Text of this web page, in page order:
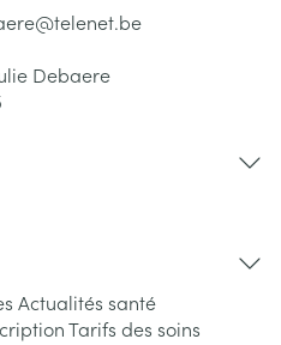
telenet.be
Debaere
Actualités santé
Tarifs des soins